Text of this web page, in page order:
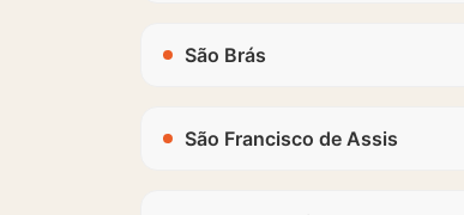
São Brás
São Francisco de Assis